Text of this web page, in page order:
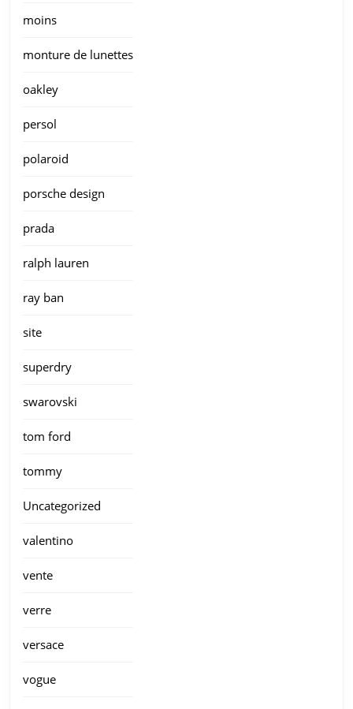
moins
monture de lunettes
oakley
persol
polaroid
porsche design
prada
ralph lauren
ray ban
site
superdry
swarovski
tom ford
tommy
Uncategorized
valentino
vente
verre
versace
vogue